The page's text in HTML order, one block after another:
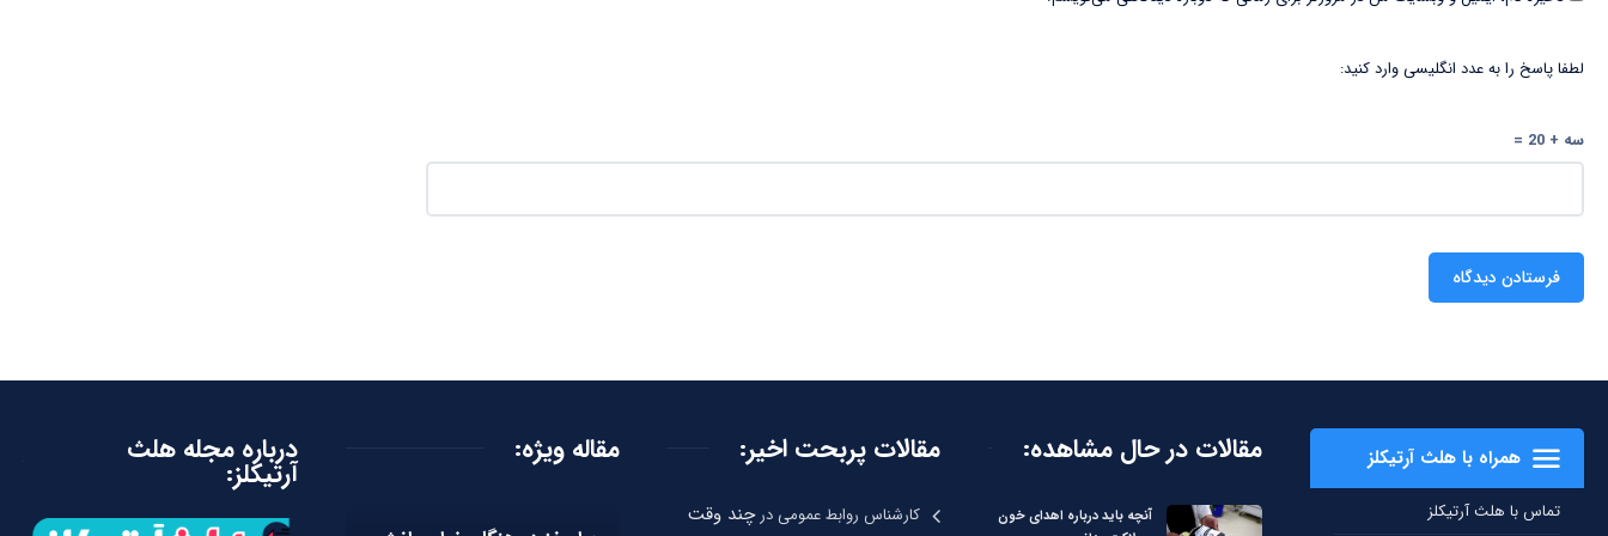
لطفا پاسخ را به عدد انگلیسی وارد کنید:
سه + 20 =
همراه با هلث آرتیکلز
تماس با هلث آرتیکلز
مقالات در حال مشاهده:
آنچه باید درباره اهدای خون
مقالات پربحت اخیر:
کارشناس روابط عمومیدرچند وقت
مقاله ویژه: درباره مجله هلث
آرتیکلز: